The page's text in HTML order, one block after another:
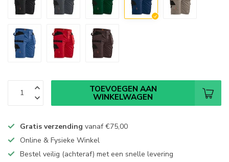
TOEVOEGEN AAN
WINKELWAGEN
Gratis verzending vanaf€75,00
Online & Fysieke Winkel
Bestel veilig (achteraf) met een snelle levering